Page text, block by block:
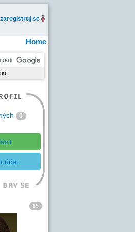
zaregistruj se
Home
0
účet
85